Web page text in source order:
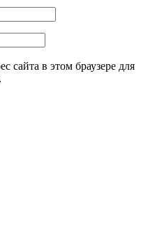
сайта в этом браузере для